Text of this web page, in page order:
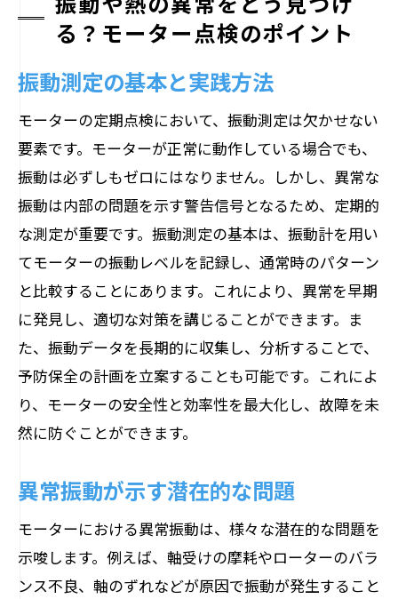
る？モーター点検のポイント
振動測定の基本と実践方法
モーターの定期点検において、振動測定は欠かせない
要素です。モーターが正常に動作している場合でも、
振動は必ずしもゼロにはなりません。しかし、異常な
振動は内部の問題を示す警告信号となるため、定期的
な測定が重要です。振動測定の基本は、振動計を用い
てモーターの振動レベルを記録し、通常時のパターン
と比較することにあります。これにより、異常を早期
に発見し、適切な対策を講じることができます。ま
た、振動データを長期的に収集し、分析することで、
予防保全の計画を立案することも可能です。これによ
り、モーターの安全性と効率性を最大化し、故障を未
然に防ぐことができます。
異常振動が示す潜在的な問題
モーターにおける異常振動は、様々な潜在的な問題を
示唆します。例えば、軸受けの摩耗やローターのバラ
ンス不良、軸のずれなどが原因で振動が発生すること